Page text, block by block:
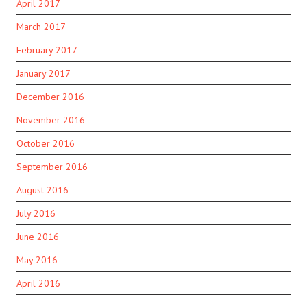
April 2017
March 2017
February 2017
January 2017
December 2016
November 2016
October 2016
September 2016
August 2016
July 2016
June 2016
May 2016
April 2016